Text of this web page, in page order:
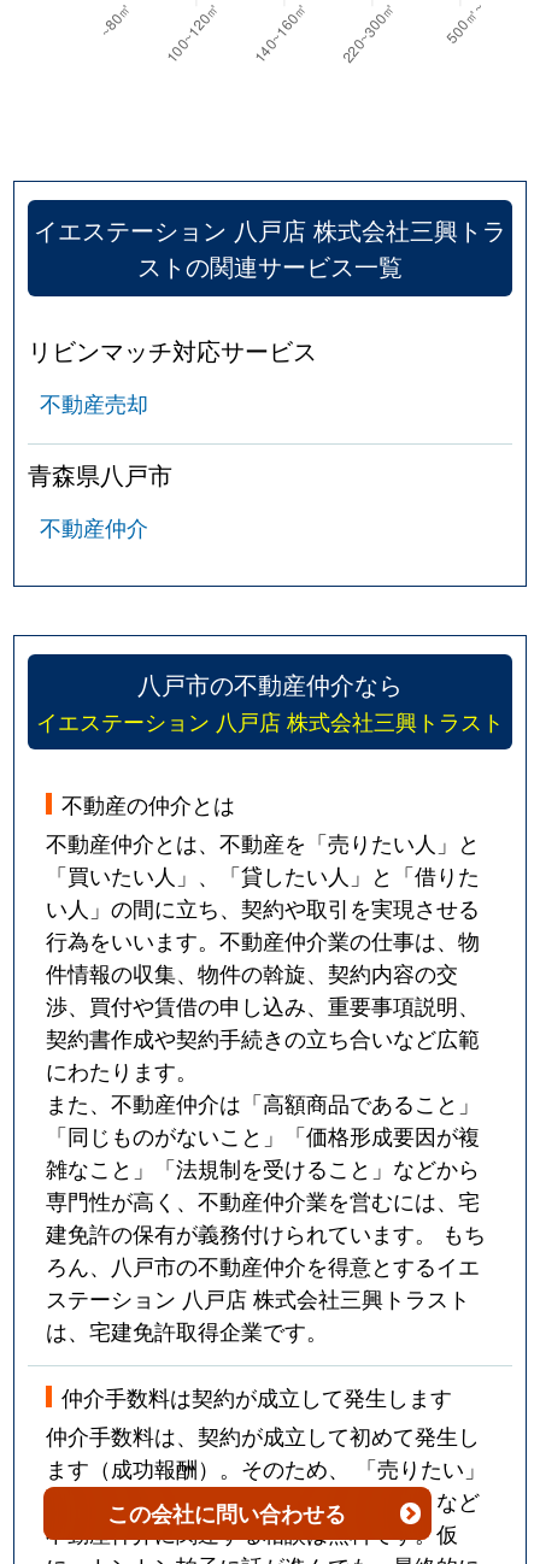
イエステーション 八戸店 株式会社三興トラ
ストの関連サービス一覧
リビンマッチ対応サービス
不動産売却
青森県八戸市
不動産仲介
八戸市の不動産仲介なら
イエステーション 八戸店 株式会社三興トラスト
不動産の仲介とは
不動産仲介とは、不動産を「売りたい人」と
「買いたい人」、「貸したい人」と「借りた
い人」の間に立ち、契約や取引を実現させる
行為をいいます。不動産仲介業の仕事は、物
件情報の収集、物件の斡旋、契約内容の交
渉、買付や賃借の申し込み、重要事項説明、
契約書作成や契約手続きの立ち合いなど広範
にわたります。
また、不動産仲介は「高額商品であること」
「同じものがないこと」「価格形成要因が複
雑なこと」「法規制を受けること」などから
専門性が高く、不動産仲介業を営むには、宅
建免許の保有が義務付けられています。 もち
ろん、八戸市の不動産仲介を得意とするイエ
ステーション 八戸店 株式会社三興トラスト
は、宅建免許取得企業です。
仲介手数料は契約が成立して発生します
仲介手数料は、契約が成立して初めて発生し
ます（成功報酬）。そのため、 「売りたい」
「買いたい」「貸したい」「借りたい」など
不動産仲介に関連する相談は無料です。仮
この会社に問い合わせる